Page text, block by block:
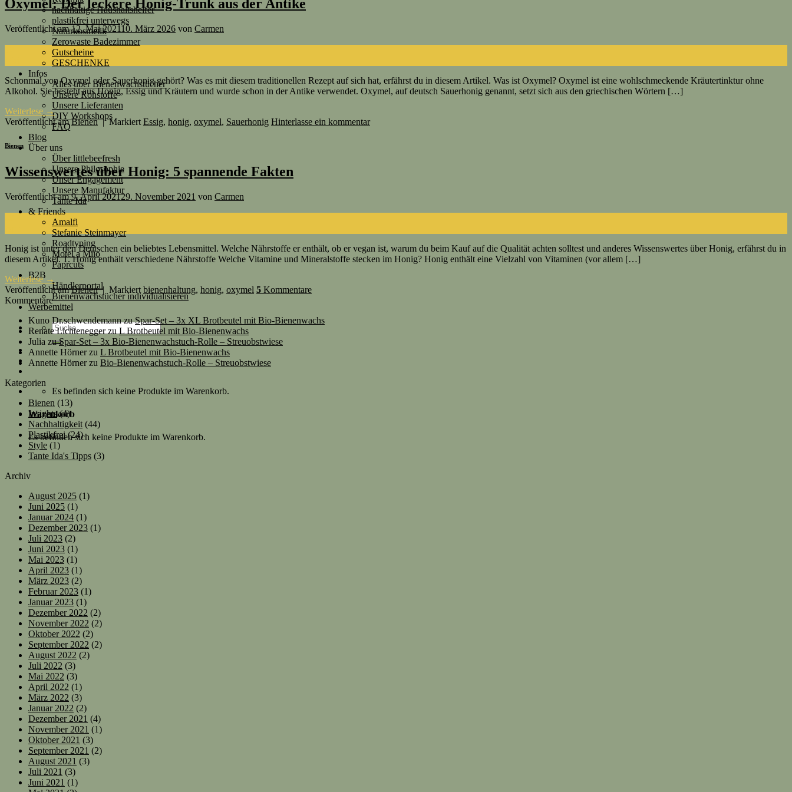
nachhaltige Haushaltshelfer
plastikfrei unterwegs
Naturkosmetik
Zerowaste Badezimmer
Gutscheine
GESCHENKE
Infos
Alles über Bienenwachstücher
Unsere Rohstoffe
Unsere Lieferanten
DIY Workshops
FAQ
Blog
Über uns
Über littlebeefresh
Unsere Philosophie
Unser Engagement
Unsere Manufaktur
Tante Ida
& Friends
Amalfi
Stefanie Steinmayer
Roadtyping
Motel a Miio
Paprcuts
B2B
Händlerportal
Bienenwachstücher individualisieren
Werbemittel
Suche
nach:
Es befinden sich keine Produkte im Warenkorb.
Warenkorb
Es befinden sich keine Produkte im Warenkorb.
Oxymel: Der leckere Honig-Trunk aus der Antike
Veröffentlicht am12. Mai 202110. März 2026 von Carmen
Schonmal von Oxymel oder Sauerhonig gehört? Was es mit diesem traditionellen Rezept auf sich hat, erfährst du in diesem Artikel. Was ist Oxymel? Oxymel ist eine wohlschmeckende Kräutertinktur ohne
Alkohol. Sie besteht aus Honig, Essig und Kräutern und wurde schon in der Antike verwendet. Oxymel, auf deutsch Sauerhonig genannt, setzt sich aus den griechischen Wörtern […]
Weiterlese →
Veröffentlicht amBienen | Markiert Essig, honig, oxymel, Sauerhonig Hinterlasse ein kommentar
Bienen
Wissenswertes über Honig: 5 spannende Fakten
Veröffentlicht am9. April 202129. November 2021 von Carmen
Honig ist unter den Deutschen ein beliebtes Lebensmittel. Welche Nährstoffe er enthält, ob er vegan ist, warum du beim Kauf auf die Qualität achten solltest und anderes Wissenswertes über Honig, erfährst du in
diesem Artikel. 1. Honig enthält verschiedene Nährstoffe Welche Vitamine und Mineralstoffe stecken im Honig? Honig enthält eine Vielzahl von Vitaminen (vor allem […]
Weiterlese→
Veröffentlicht amBienen | Markiert bienenhaltung, honig, oxymel 5 Kommentare
Kommentare
Kuno Dr.schwendemannzuSpar-Set – 3x XL Brotbeutel mit Bio-Bienenwachs
Renate Lichteneggerzu L Brotbeutel mit Bio-Bienenwachs
Julia zuSpar-Set – 3x Bio-Bienenwachstuch-Rolle – Streuobstwiese
Annette Hörnerzu L Brotbeutel mit Bio-Bienenwachs
Annette Hörnerzu Bio-Bienenwachstuch-Rolle – Streuobstwiese
Kategorien
Bienen (13)
Insights(4)
Nachhaltigkeit (44)
Plastikfrei(24)
Style (1)
Tante Ida's Tipps (3)
Archiv
August 2025 (1)
Juni 2025 (1)
Januar 2024 (1)
Dezember 2023 (1)
Juli 2023 (2)
Juni 2023 (1)
Mai 2023 (1)
April 2023 (1)
März 2023 (2)
Februar 2023 (1)
Januar 2023 (1)
Dezember 2022 (2)
November 2022 (2)
Oktober 2022 (2)
September 2022 (2)
August 2022 (2)
Juli 2022 (3)
Mai 2022 (3)
April 2022 (1)
März 2022 (3)
Januar 2022 (2)
Dezember 2021 (4)
November 2021 (1)
Oktober 2021 (3)
September 2021 (2)
August 2021 (3)
Juli 2021 (3)
Juni 2021 (1)